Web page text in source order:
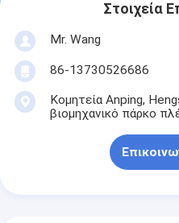
Στοιχεία
Mr. Wang
86-13730526686
Κομητεία Anping,
βιομηχανικό πάρκο